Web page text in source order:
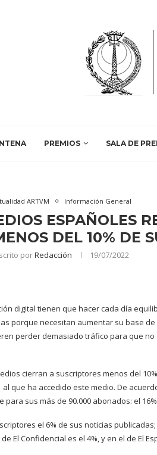
PREMIOS SALA DE
ARTVM Información General
ESPAÑOLES
DEL 10% DE
porRedacción 19/07/2022
digital tienen que hacer cada día
porque necesitan aumentar su base
perder demasiado tráfico para que
cierran a suscriptores menos del
que ha accedido este medio. De
sus más de 90.000 abonados: el
el 6% de sus noticias
El Confidencial es el 4%, y en el de El